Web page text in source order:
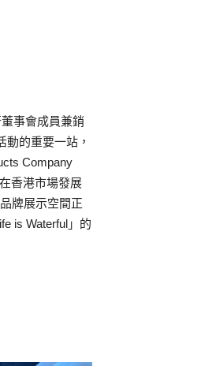
事會成員兼銷
的重要一站，
Company
香港市場發展
牌展示空間正
is Waterful」的